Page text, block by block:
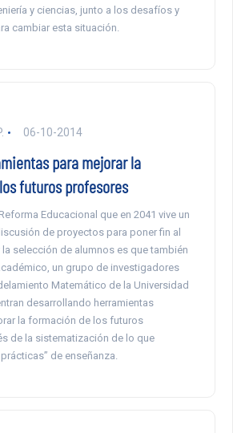
y ciencias, junto a los desafíos y
cambiar esta situación.
06-10-2014
para mejorar la
futuros profesores
Educacional que en 2041 vive un
de proyectos para poner fin al
selección de alumnos es que también
un grupo de investigadores
Matemático de la Universidad
desarrollando herramientas
la formación de los futuros
de la sistematización de lo que
prácticas” de enseñanza.